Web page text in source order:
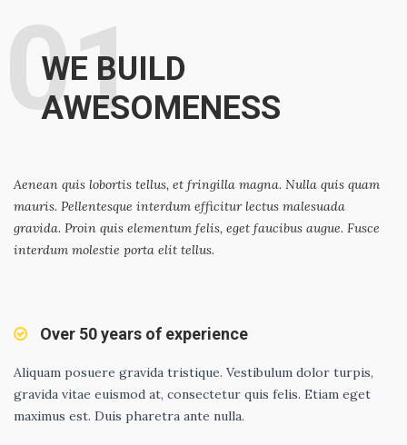
01
WE BUILD
AWESOMENESS
Aenean quis lobortis tellus, et fringilla magna. Nulla quis quam
mauris. Pellentesque interdum efficitur lectus malesuada
gravida. Proin quis elementum felis, eget faucibus augue. Fusce
interdum molestie porta elit tellus.
Over 50 years of experience
Aliquam posuere gravida tristique. Vestibulum dolor turpis,
gravida vitae euismod at, consectetur quis felis. Etiam eget
maximus est. Duis pharetra ante nulla.